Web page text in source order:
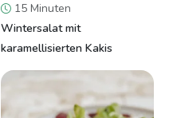
15 Minuten
Wintersalat mit
karamellisierten Kakis